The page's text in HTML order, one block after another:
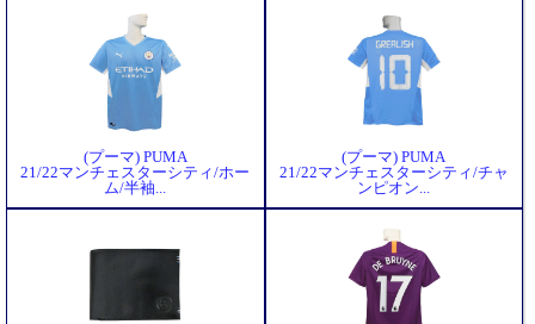
(プーマ) PUMA
21/22マンチェスターシティ/ホー
ム/半袖...
(プーマ) PUMA
21/22マンチェスターシティ/チャ
ンピオン...